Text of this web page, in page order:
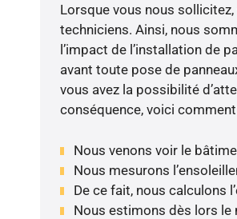
Lorsque vous nous sollicitez,
techniciens. Ainsi, nous
l’impact de l’installation de
avant toute pose de
vous avez la possibilité
conséquence, voici
Nous venons voir le
Nous mesurons
De ce fait, nous calculons
Nous estimons dès lors le